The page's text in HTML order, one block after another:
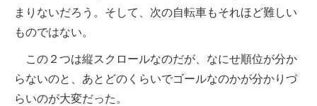
まりないだろう。そして、次の自転車もそれほど難しい
ものではない。
この２つは縦スクロールなのだが、なにせ順位が分か
らないのと、あとどのくらいでゴールなのかが分かりづ
らいのが大変だった。